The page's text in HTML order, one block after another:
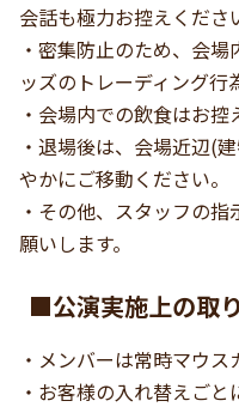
会話も極力お控えくださ
・密集防止のため、会
ッズのトレーディング行
・会場内での飲食はお控
・退場後は、会場近辺(
やかにご移動ください。
・その他、スタッフの
願いします。
■公演実施上の取
・メンバーは常時マウス
・お客様の入れ替えご